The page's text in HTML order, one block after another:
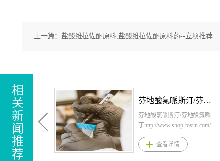
上一篇： 盐酸维拉佐酮原料,盐酸维拉佐酮原料药--立项推荐
相
关
新
闻
推
荐
芬地酸氯哌斯汀/芬地酸氯哌丁原料，芬地酸氯哌斯汀/芬地酸氯哌丁原料药-立项推荐
芬地酸氯哌斯汀/芬地酸氯哌
丁http://www.shop-tosun.com/
Fendizoate，CAS：85187-37-
查看详情